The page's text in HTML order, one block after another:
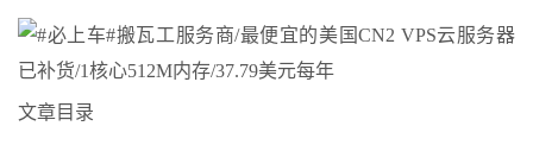
文章目录